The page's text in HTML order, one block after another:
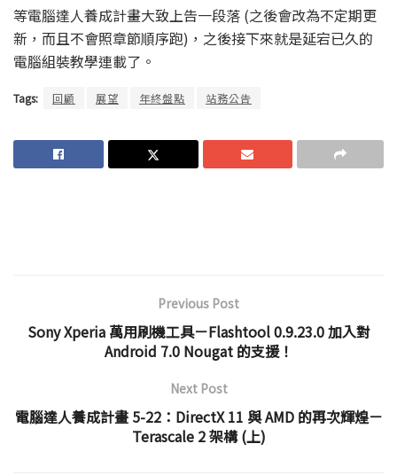
等電腦達人養成計畫大致上告一段落 (之後會改為不定期更
新，而且不會照章節順序跑)，之後接下來就是延宕已久的
電腦組裝教學連載了。
Tags: 回顧 展望 年終盤點 站務公告
Previous Post
Sony Xperia 萬用刷機工具－Flashtool 0.9.23.0 加入對
Android 7.0 Nougat 的支援！
Next Post
電腦達人養成計畫 5-22：DirectX 11 與 AMD 的再次輝煌－
Terascale 2 架構 (上)